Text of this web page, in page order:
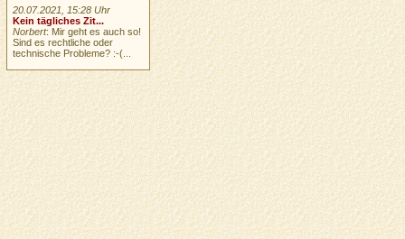
20.07.2021, 15:28 Uhr
Kein tägliches Zit...
Norbert: Mir geht es auch so!
Sind es rechtliche oder
technische Probleme? :-(...